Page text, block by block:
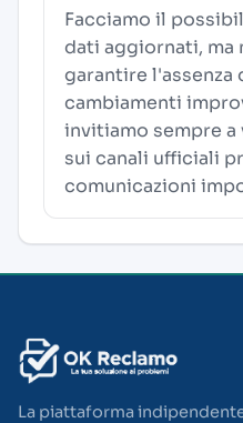
Facciamo il
dati aggiornati, ma
garantire l'assenza
cambiamenti
invitiamo sempre
sui canali ufficiali
comunicazioni
La piattaforma